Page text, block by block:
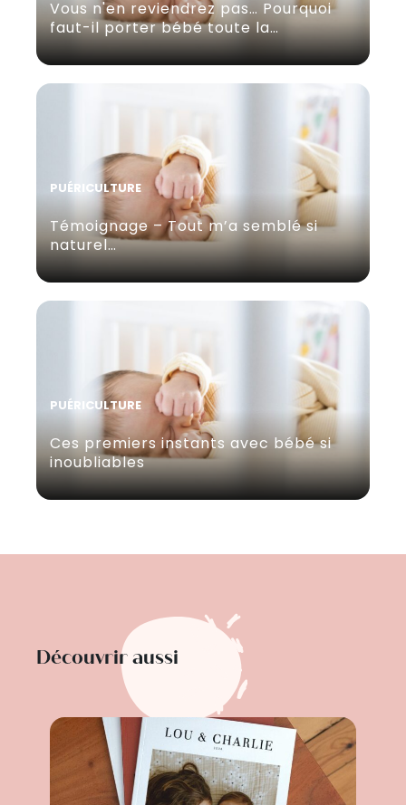
Vous n'en reviendrez pas… Pourquoi
faut-il porter bébé toute la…
PUÉRICULTURE
Témoignage – Tout m’a semblé si
naturel…
PUÉRICULTURE
Ces premiers instants avec bébé si
inoubliables
Découvrir aussi